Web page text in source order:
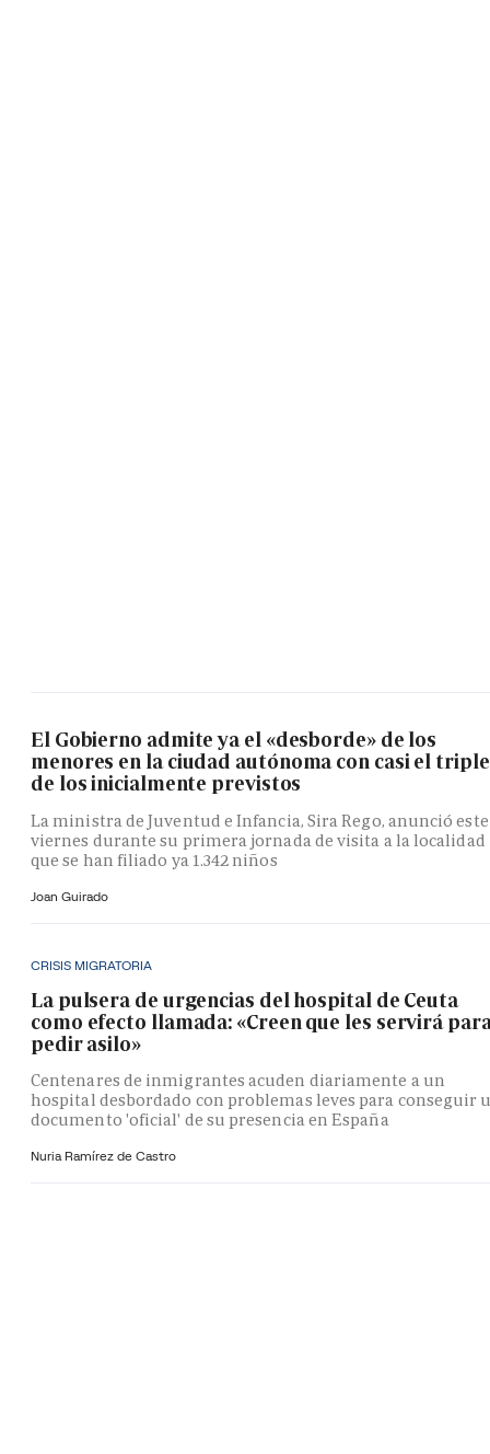
El Gobierno admite ya el «desborde» de los
menores en la ciudad autónoma con casi el triple
de los inicialmente previstos
La ministra de Juventud e Infancia, Sira Rego, anunció este
viernes durante su primera jornada de visita a la localidad
que se han filiado ya 1.342 niños
Joan Guirado
CRISIS MIGRATORIA
La pulsera de urgencias del hospital de Ceuta
como efecto llamada: «Creen que les servirá
pedir asilo»
Centenares de inmigrantes acuden diariamente a un
hospital desbordado con problemas leves para conseguir
documento 'oficial' de su presencia en España
Nuria Ramírez de Castro